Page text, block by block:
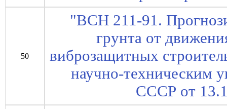
50
"ВСН 211-91.
грунта от
виброзащитных
научно-техническим
СССР от